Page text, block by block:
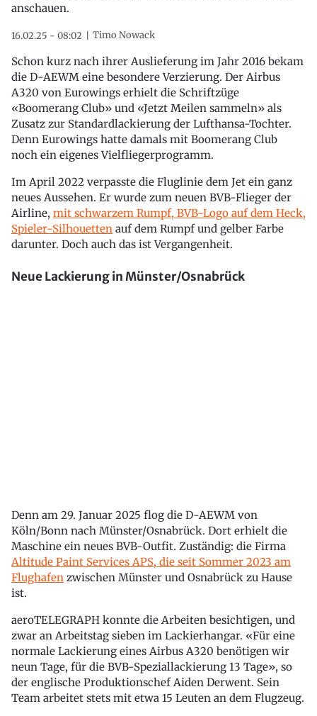
anschauen.
16.02.25 - 08:02 Timo Nowack
Schon kurz nach ihrer Auslieferung im Jahr 2016 bekam
die D-AEWM eine besondere Verzierung. Der Airbus
A320 von Eurowings erhielt die Schriftzüge
«Boomerang Club» und «Jetzt Meilen sammeln» als
Zusatz zur Standardlackierung der Lufthansa-Tochter.
Denn Eurowings hatte damals mit Boomerang Club
noch ein eigenes Vielfliegerprogramm.
Im April 2022 verpasste die Fluglinie dem Jet ein ganz
neues Aussehen. Er wurde zum neuen BVB-Flieger der
Airline, mit schwarzem Rumpf, BVB-Logo auf dem Heck,
Spieler-Silhouetten auf dem Rumpf und gelber Farbe
darunter. Doch auch das ist Vergangenheit.
Neue Lackierung in Münster/Osnabrück
Denn am 29. Januar 2025 flog die D-AEWM von
Köln/Bonn nach Münster/Osnabrück. Dort erhielt die
Maschine ein neues BVB-Outfit. Zuständig: die Firma
Altitude Paint Services APS, die seit Sommer 2023 am
Flughafen zwischen Münster und Osnabrück zu Hause
ist.
aeroTELEGRAPH konnte die Arbeiten besichtigen, und
zwar an Arbeitstag sieben im Lackierhangar. «Für eine
normale Lackierung eines Airbus A320 benötigen wir
neun Tage, für die BVB-Speziallackierung 13 Tage», so
der englische Produktionschef Aiden Derwent. Sein
Team arbeitet stets mit etwa 15 Leuten an dem Flugzeug.